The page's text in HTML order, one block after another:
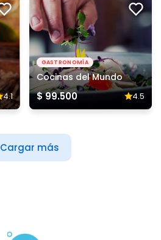
4.1
GASTRONOMÍA
Cocinas del Mundo
$ 99.500 4.5
Cargar más